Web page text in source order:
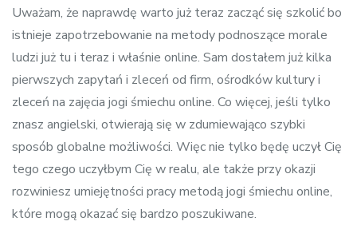
Uważam, że naprawdę warto już teraz zacząć się szkolić bo
istnieje zapotrzebowanie na metody podnoszące morale
ludzi już tu i teraz i właśnie online. Sam dostałem już kilka
pierwszych zapytań i zleceń od firm, ośrodków kultury i
zleceń na zajęcia jogi śmiechu online. Co więcej, jeśli tylko
znasz angielski, otwierają się w zdumiewająco szybki
sposób globalne możliwości. Więc nie tylko będę uczył Cię
tego czego uczyłbym Cię w realu, ale także przy okazji
rozwiniesz umiejętności pracy metodą jogi śmiechu online,
które mogą okazać się bardzo poszukiwane.